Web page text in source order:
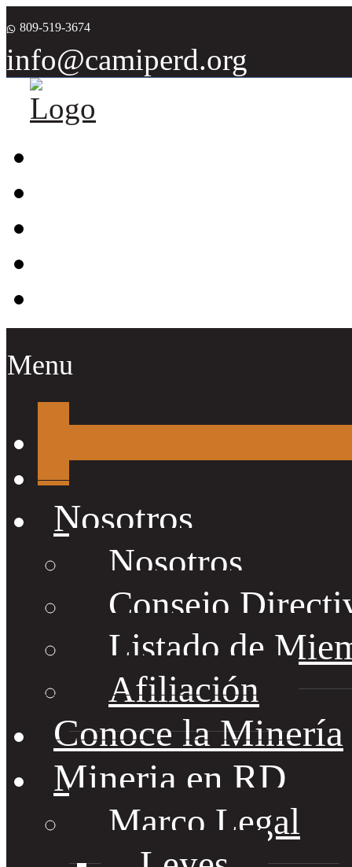
809-519-3674
info@camiperd.org
Menu
Nosotros
Nosotros
Consejo
Listado de
Afiliación
Conoce la Minería
Mineria en RD
Marco Legal